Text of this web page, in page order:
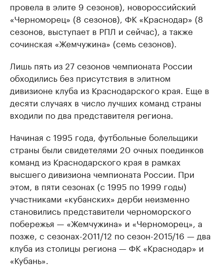
провела в элите 9 сезонов), новороссийский
«Черноморец» (8 сезонов), ФК «Краснодар» (8
сезонов, выступает в РПЛ и сейчас), а также
сочинская «Жемчужина» (семь сезонов).
Лишь пять из 27 сезонов чемпионата России
обходились без присутствия в элитном
дивизионе клуба из Краснодарского края. Еще в
десяти случаях в число лучших команд страны
входили по два представителя региона.
Начиная с 1995 года, футбольные болельщики
страны были свидетелями 20 очных поединков
команд из Краснодарского края в рамках
высшего дивизиона чемпионата России. При
этом, в пяти сезонах (с 1995 по 1999 годы)
участниками «кубанских» дерби неизменно
становились представители черноморского
побережья — «Жемчужина» и «Черноморец», а
позже, с сезонах-2011/12 по сезон-2015/16 — два
клуба из столицы региона — ФК «Краснодар» и
«Кубань».